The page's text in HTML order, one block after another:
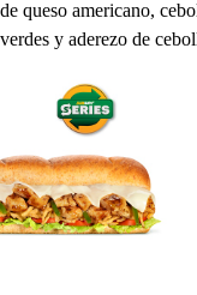
de queso americano,
verdes y aderezo de